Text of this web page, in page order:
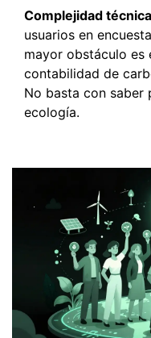
Complejidad
usuarios en
mayor obstáculo es
contabilidad de
No basta con saber
ecología.